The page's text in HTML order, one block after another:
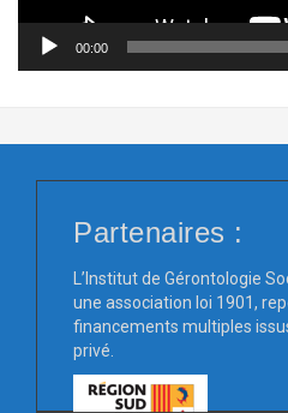
00:00
Partenaires :
L’Institut de Gérontologie
une association loi 1901,
financements multiples
privé.